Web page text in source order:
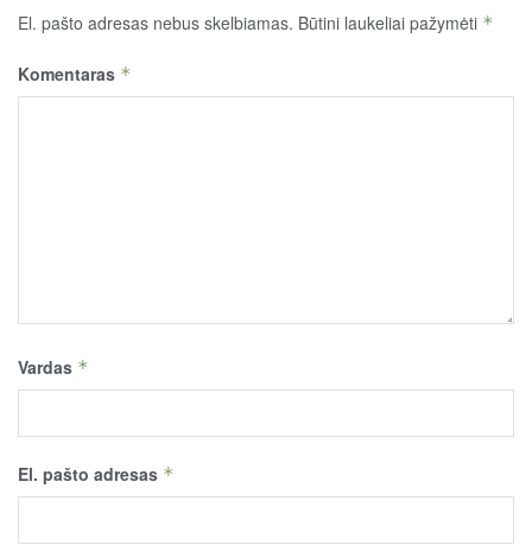
El. pašto adresas nebus skelbiamas. Būtini laukeliai pažymėti *
Komentaras *
Vardas *
El. pašto adresas *